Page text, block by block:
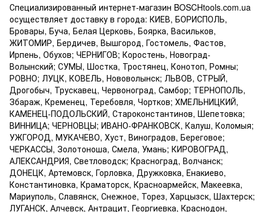
Специализированный интернет-магазин BOSCHtools.com.ua
осуществляет доставку в города: КИЕВ, БОРИСПОЛЬ,
Бровары, Буча, Белая Церковь, Боярка, Васильков,
ЖИТОМИР, Бердичев, Вышгород, Гостомель, Фастов,
Ирпень, Обухов; ЧЕРНИГОВ; Коростень, Новоград-
Волынский; СУМЫ, Шостка, Тростянец, Конотоп, Ромны;
РОВНО; ЛУЦК, КОВЕЛЬ, Нововолынск; ЛЬВОВ, СТРЫЙ,
Дрогобыч, Трускавец, Червоноград, Самбор; ТЕРНОПОЛЬ,
Збараж, Кременец, Теребовля, Чортков; ХМЕЛЬНИЦКИЙ,
КАМЕНЕЦ-ПОДОЛЬСКИЙ, Староконстантинов, Шепетовка;
ВИННИЦА; ЧЕРНОВЦЫ; ИВАНО-ФРАНКОВСК, Калуш, Коломыя;
УЖГОРОД, МУКАЧЕВО, Хуст, Виноградов, Береговое;
ЧЕРКАССЫ, Золотоноша, Смела, Умань; КИРОВОГРАД,
АЛЕКСАНДРИЯ, Светловодск; Красноград, Волчанск;
ДОНЕЦК, Артемовск, Горловка, Дружковка, Енакиево,
Константиновка, Краматорск, Красноармейск, Макеевка,
Мариуполь, Славянск, Снежное, Торез, Харцызск, Шахтерск;
ЛУГАНСК, Алчевск, Антрацит, Георгиевка, Краснодон,